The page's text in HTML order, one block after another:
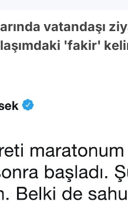
vatandaşı
'fakir'